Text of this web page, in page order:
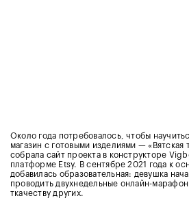
Около года потребовалось, чтобы
магазин с готовыми изделиями — «Вятская
собрала сайт проекта в конструкторе
платформе Etsy. В сентябре 2021 года к
добавилась образовательная: девушка
проводить двухнедельные онлайн-
ткачеству других.